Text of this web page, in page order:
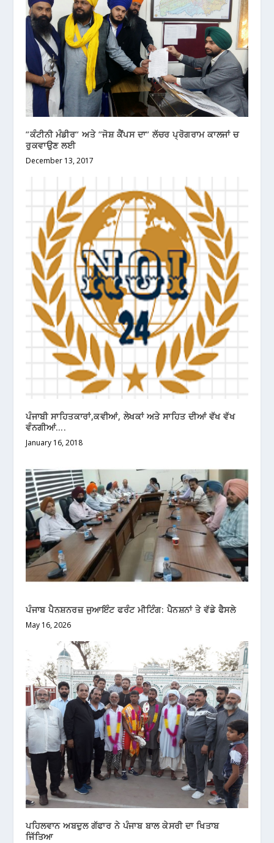
”ਕੰਟੀਨੀ ਮੰਡੀਰ” ਅਤੇ ”ਜੋਸ਼ ਕੈਂਪਸ ਦਾ” ਲੱਚਰ ਪ੍ਰੋਗਰਾਮ ਕਾਲਜਾਂ ਚ
ਰੁਕਵਾਉਣ ਲਈ
December 13, 2017
ਪੰਜਾਬੀ ਸਾਹਿਤਕਾਰਾਂ,ਕਵੀਆਂ, ਲੇਖਕਾਂ ਅਤੇ ਸਾਹਿਤ ਦੀਆਂ ਵੱਖ ਵੱਖ
ਵੰਨਗੀਆਂ….
January 16, 2018
ਪੰਜਾਬ ਪੈਨਸ਼ਨਰਜ਼ ਜੁਆਇੰਟ ਫਰੰਟ ਮੀਟਿੰਗ: ਪੈਨਸ਼ਨਾਂ ਤੇ ਵੱਡੇ ਫੈਸਲੇ
May 16, 2026
ਪਹਿਲਵਾਨ ਅਬਦੁਲ ਗੱਫਾਰ ਨੇ ਪੰਜਾਬ ਬਾਲ ਕੇਸਰੀ ਦਾ ਖਿਤਾਬ
ਜਿੱਤਿਆ